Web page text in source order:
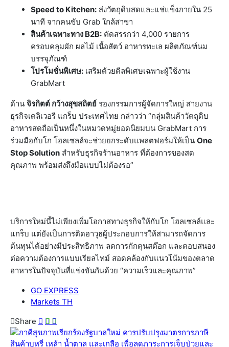
Speed to Kitchen: ส่งวัตถุดิบสดและแช่แข็งภายใน 25
นาที จากคนขับ Grab ใกล้สาขา
สินค้าเฉพาะทาง B2B: คัดสรรกว่า 4,000 รายการ
ครอบคลุมผัก ผลไม้ เนื้อสัตว์ อาหารทะเล ผลิตภัณฑ์นม
บรรจุภัณฑ์
โปรโมชั่นพิเศษ: เสริมด้วยดีลพิเศษเฉพาะผู้ใช้งาน
GrabMart
ด้าน จิรกิตต์ กว้างสุขสถิตย์ รองกรรมการผู้จัดการใหญ่ สายงาน
ธุรกิจเดลิเวอรี แกร็บ ประเทศไทย กล่าวว่า “กลุ่มสินค้าวัตถุดิบ
อาหารสดถือเป็นหนึ่งในหมวดหมู่ยอดนิยมบน GrabMart การ
ร่วมมือกับโก โฮลเซลล์จะช่วยยกระดับแพลตฟอร์มให้เป็น One
Stop Solution สำหรับธุรกิจร้านอาหาร ที่ต้องการของสด
คุณภาพ พร้อมส่งถึงมือแบบไม่ต้องรอ”
บริการใหม่นี้ไม่เพียงเพิ่มโอกาสทางธุรกิจให้กับโก โฮลเซลล์และ
แกร็บ แต่ยังเป็นการติดอาวุธผู้ประกอบการให้สามารถจัดการ
ต้นทุนได้อย่างมีประสิทธิภาพ ลดการกักตุนสต๊อก และตอบสนอง
ต่อความต้องการแบบเรียลไทม์ สอดคล้องกับแนวโน้มของตลาด
อาหารในปัจจุบันที่แข่งขันกันด้วย “ความเร็วและคุณภาพ”
GO EXPRESS
Markets TH
Share